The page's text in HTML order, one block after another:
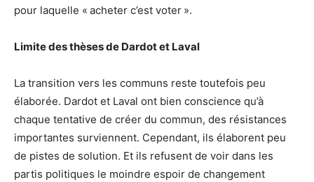
pour laquelle « acheter c’est voter ».
Limite des thèses de Dardot et Laval
La transition vers les communs reste toutefois peu
élaborée. Dardot et Laval ont bien conscience qu’à
chaque tentative de créer du commun, des résistances
importantes surviennent. Cependant, ils élaborent peu
de pistes de solution. Et ils refusent de voir dans les
partis politiques le moindre espoir de changement